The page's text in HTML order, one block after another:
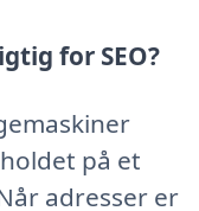
for SEO?
på et
adresser er